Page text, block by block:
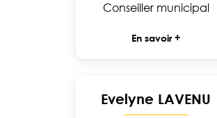
Conseiller municipal
En savoir +
Evelyne LAVENU